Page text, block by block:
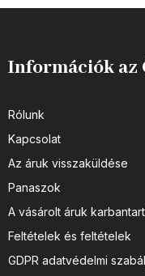
Információk az
Rólunk
Kapcsolat
Az áruk visszaküldése
Panaszok
A vásárolt áruk
Feltételek és feltételek
GDPR adatvédelmi